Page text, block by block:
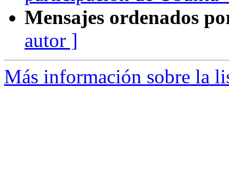
Mensajes ordenados
autor ]
Más información sobre la